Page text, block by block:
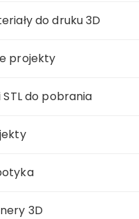
do druku 3D
projekty
STL do pobrania
3D